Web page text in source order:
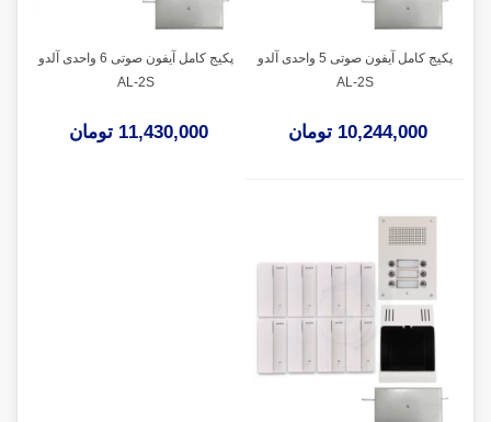
پکیج کامل آیفون صوتی 5 واحدی آلدو
AL-2S
10,244,000 تومان
پکیج کامل آیفون صوتی 6 واحدی آلدو
AL-2S
11,430,000 تومان